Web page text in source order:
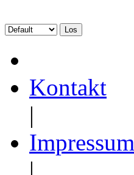
Kontakt
|
Impressum
|